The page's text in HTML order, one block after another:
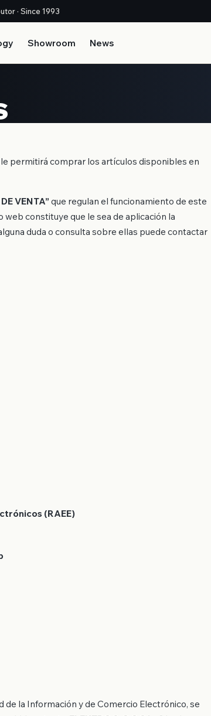
· Since 1993
Showroom News
permitirá comprar los artículos disponibles en
VENTA” que regulan el funcionamiento de este
web constituye que le sea de aplicación la
duda o consulta sobre ellas puede contactar
(RAEE)
de la Información y de Comercio Electrónico, se